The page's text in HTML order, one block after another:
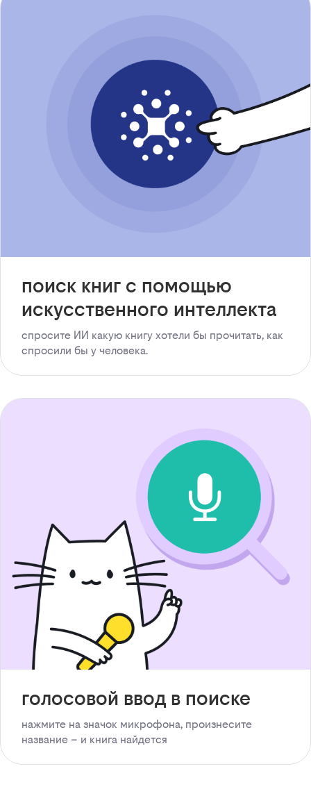
поиск книг с помощью
искусственного интеллекта
спросите ИИ какую книгу хотели бы прочитать, как
спросили бы у человека.
голосовой ввод в поиске
нажмите на значок микрофона, произнесите
название – и книга найдется